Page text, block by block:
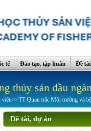
tế Đào tạo, tập huấn Đề
thủy sản đầu
viện>>TT Quan trắc Môi trường và
Đề tài, dự án